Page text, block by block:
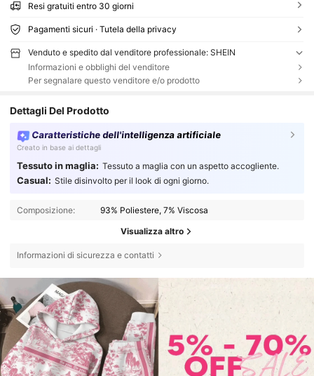
Resi gratuiti entro 30 giorni
Pagamenti sicuri · Tutela della privacy
Venduto e spedito dal venditore professionale: SHEIN
Informazioni e obblighi del venditore
Per segnalare questo venditore e/o prodotto
Dettagli Del Prodotto
Caratteristiche dell'intelligenza artificiale
Creato in base ai dettagli
Tessuto in maglia: Tessuto a maglia con un aspetto accogliente.
Casual: Stile disinvolto per il look di ogni giorno.
Composizione: 93% Poliestere, 7% Viscosa
Visualizza altro
Informazioni di sicurezza e contatti